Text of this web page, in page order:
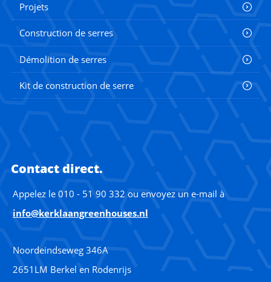
Projets
Construction de serres
Démolition de serres
Kit de construction de serre
Contact direct.
Appelez le 010 - 51 90 332 ou envoyez un e-mail à
info@kerklaangreenhouses.nl
Noordeindseweg 346A
2651LM Berkel en Rodenrijs